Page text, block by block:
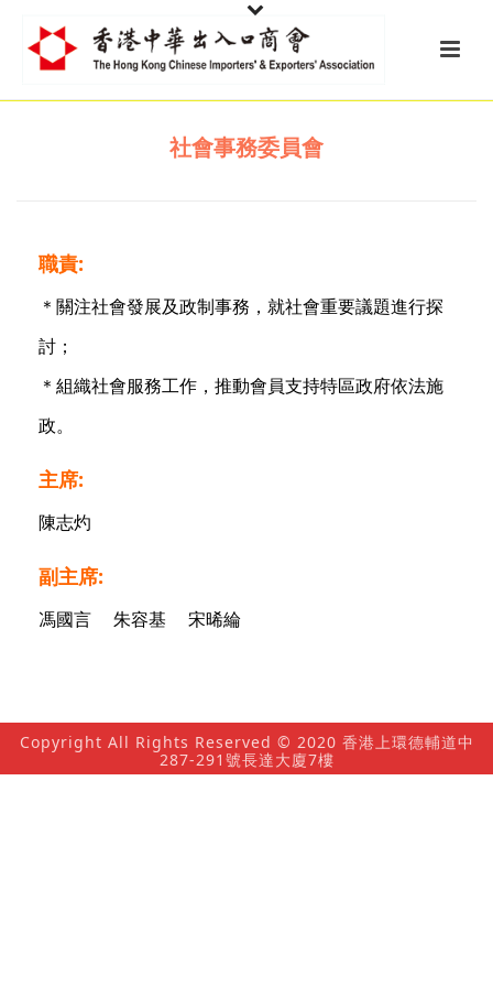
社會事務委員會
職責:
＊關注社會發展及政制事務，就社會重要議題進行探
討；
＊組織社會服務工作，推動會員支持特區政府依法施
政。
主席:
陳志灼
副主席:
馮國言 朱容基 宋晞綸
Copyright All Rights Reserved © 2020 香港上環德輔道中
287-291號長達大廈7樓